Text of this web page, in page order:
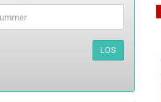
LOS